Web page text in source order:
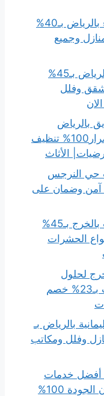
شركة تنظيف بعد البناء بالرياض بـ40%
وجميع
افضل شركة تنظيف بالرياض بـ45%
وفلل
بالرياض
بـ23%خصم لإزالة الأضرار100% تنظيف
الأثاث
حي النرجس
آمن وضمان على
شركة مكافحة حشرات بالخرج بـ45%
الحشرات
لحلول
متطورة لرش المبيدات بـ23% خصم
بالرياض بـ
وفلل ومكاتب
أفضل خدمات
النظافة الشاملة وضمان الجودة 100%